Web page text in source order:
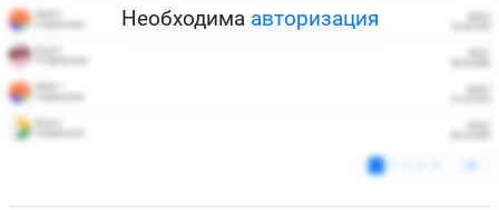
Необходима авторизация